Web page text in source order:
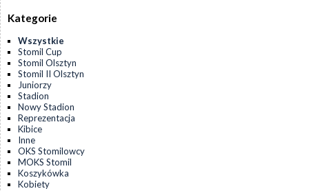
Kategorie
Wszystkie
Stomil Cup
Stomil Olsztyn
Stomil II Olsztyn
Juniorzy
Stadion
Nowy Stadion
Reprezentacja
Kibice
Inne
OKS Stomilowcy
MOKS Stomil
Koszykówka
Kobiety